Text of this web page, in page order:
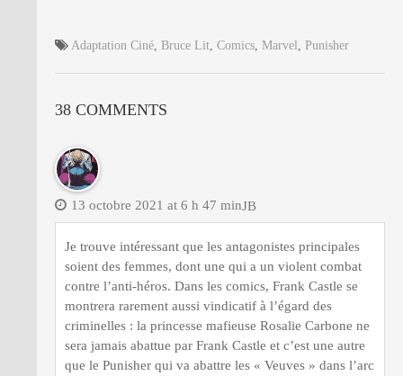
Adaptation Ciné Bruce Lit Comics Marvel Punisher
38 COMMENTS
JB
13 octobre 2021 at 6 h 47 min
Je trouve intéressant que les antagonistes principales
soient des femmes, dont une qui a un violent combat
contre l’anti-héros. Dans les comics, Frank Castle se
montrera rarement aussi vindicatif à l’égard des
criminelles : la princesse mafieuse Rosalie Carbone ne
sera jamais abattue par Frank Castle et c’est une autre
que le Punisher qui va abattre les « Veuves » dans l’arc